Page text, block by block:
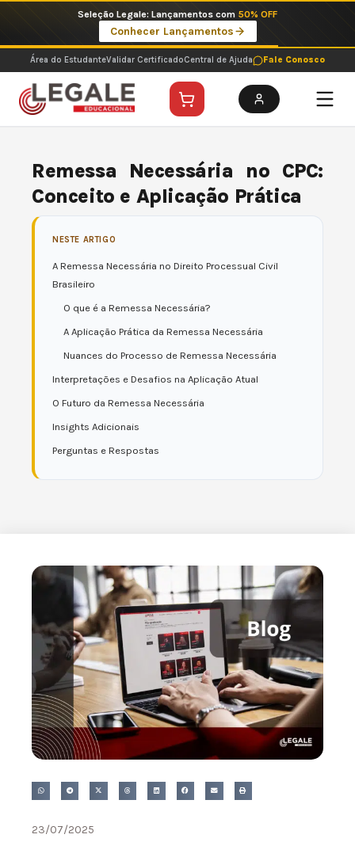
o
conteúdo
Seleção Legale: Lançamentos com 50% OFF
Conhecer Lançamentos
Área do EstudanteValidar CertificadoCentral de Ajuda Fale Conosco
Remessa Necessária no CPC:
Conceito e Aplicação Prática
NESTE ARTIGO
A Remessa Necessária no Direito Processual Civil
Brasileiro
O que é a Remessa Necessária?
A Aplicação Prática da Remessa Necessária
Nuances do Processo de Remessa Necessária
Interpretações e Desafios na Aplicação Atual
O Futuro da Remessa Necessária
Insights Adicionais
Perguntas e Respostas
23/07/2025